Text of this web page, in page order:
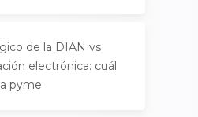
de la DIAN vs
electrónica: cuál
pyme